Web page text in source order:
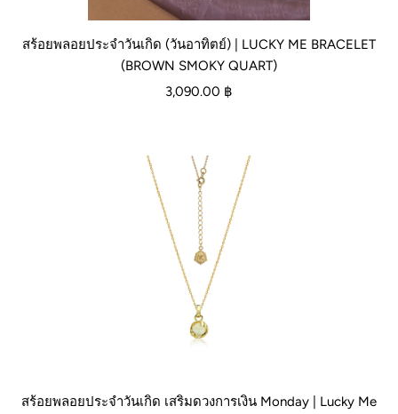
สร้อยพลอยประจำวันเกิด (วันอาทิตย์) | LUCKY ME BRACELET
(BROWN SMOKY QUART)
3,090.00 ฿
สร้อยพลอยประจำวันเกิด เสริมดวงการเงิน Monday | Lucky Me